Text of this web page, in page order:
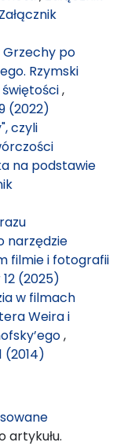
Grzechy po
Rzymski
,
(2022)
czyli
na podstawie
narzędzie
filmie i fotografii
(2025)
w filmach
Weira i
,
(2014)
artykułu.